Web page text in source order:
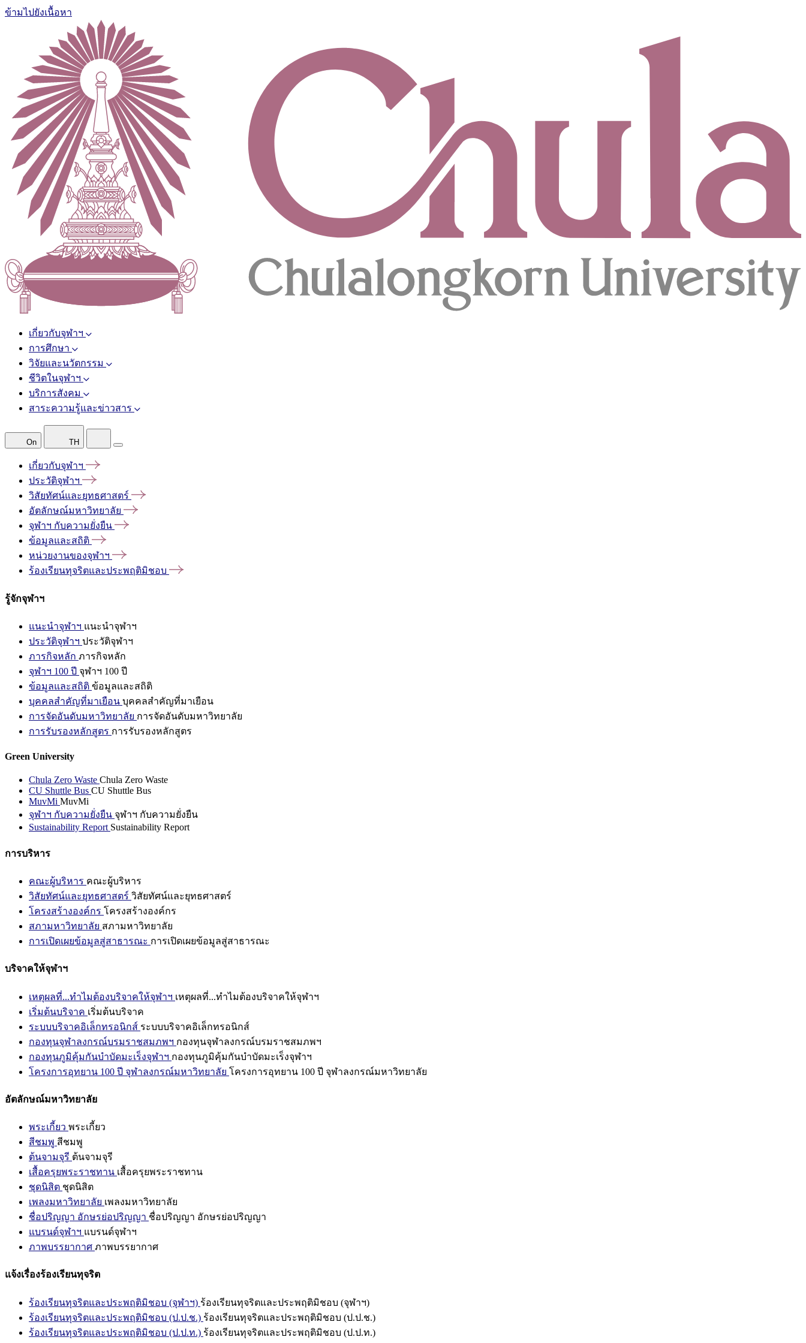
ข้ามไปยังเนื้อหา
เกี่ยวกับจุฬาฯ
การศึกษา
วิจัยและนวัตกรรม
ชีวิตในจุฬาฯ
บริการสังคม
สาระความรู้และข่าวสาร
On TH
เกี่ยวกับจุฬาฯ
ประวัติจุฬาฯ
วิสัยทัศน์และยุทธศาสตร์
อัตลักษณ์มหาวิทยาลัย
จุฬาฯ กับความยั่งยืน
ข้อมูลและสถิติ
หน่วยงานของจุฬาฯ
ร้องเรียนทุจริตและประพฤติมิชอบ
รู้จักจุฬาฯ
แนะนำจุฬาฯ แนะนำจุฬาฯ
ประวัติจุฬาฯ ประวัติจุฬาฯ
ภารกิจหลัก ภารกิจหลัก
จุฬาฯ 100 ปี จุฬาฯ 100 ปี
ข้อมูลและสถิติ ข้อมูลและสถิติ
บุคคลสำคัญที่มาเยือน บุคคลสำคัญที่มาเยือน
การจัดอันดับมหาวิทยาลัย การจัดอันดับมหาวิทยาลัย
การรับรองหลักสูตร การรับรองหลักสูตร
Green University
Chula Zero Waste Chula Zero Waste
CU Shuttle Bus CU Shuttle Bus
MuvMi MuvMi
จุฬาฯ กับความยั่งยืน จุฬาฯ กับความยั่งยืน
Sustainability Report Sustainability Report
การบริหาร
คณะผู้บริหาร คณะผู้บริหาร
วิสัยทัศน์และยุทธศาสตร์ วิสัยทัศน์และยุทธศาสตร์
โครงสร้างองค์กร โครงสร้างองค์กร
สภามหาวิทยาลัย สภามหาวิทยาลัย
การเปิดเผยข้อมูลสู่สาธารณะ การเปิดเผยข้อมูลสู่สาธารณะ
บริจาคให้จุฬาฯ
เหตุผลที่...ทำไมต้องบริจาคให้จุฬาฯ เหตุผลที่...ทำไมต้องบริจาคให้จุฬาฯ
เริ่มต้นบริจาค เริ่มต้นบริจาค
ระบบบริจาคอิเล็กทรอนิกส์ ระบบบริจาคอิเล็กทรอนิกส์
กองทุนจุฬาลงกรณ์บรมราชสมภพฯ กองทุนจุฬาลงกรณ์บรมราชสมภพฯ
กองทุนภูมิคุ้มกันบำบัดมะเร็งจุฬาฯ กองทุนภูมิคุ้มกันบำบัดมะเร็งจุฬาฯ
โครงการอุทยาน 100 ปี จุฬาลงกรณ์มหาวิทยาลัย โครงการอุทยาน 100 ปี จุฬาลงกรณ์มหาวิทยาลัย
อัตลักษณ์มหาวิทยาลัย
พระเกี้ยว พระเกี้ยว
สีชมพู สีชมพู
ต้นจามจุรี ต้นจามจุรี
เสื้อครุยพระราชทาน เสื้อครุยพระราชทาน
ชุดนิสิต ชุดนิสิต
เพลงมหาวิทยาลัย เพลงมหาวิทยาลัย
ชื่อปริญญา อักษรย่อปริญญา ชื่อปริญญา อักษรย่อปริญญา
แบรนด์จุฬาฯ แบรนด์จุฬาฯ
ภาพบรรยากาศ ภาพบรรยากาศ
แจ้งเรื่องร้องเรียนทุจริต
ร้องเรียนทุจริตและประพฤติมิชอบ (จุฬาฯ) ร้องเรียนทุจริตและประพฤติมิชอบ (จุฬาฯ)
ร้องเรียนทุจริตและประพฤติมิชอบ (ป.ป.ช.) ร้องเรียนทุจริตและประพฤติมิชอบ (ป.ป.ช.)
ร้องเรียนทุจริตและประพฤติมิชอบ (ป.ป.ท.) ร้องเรียนทุจริตและประพฤติมิชอบ (ป.ป.ท.)